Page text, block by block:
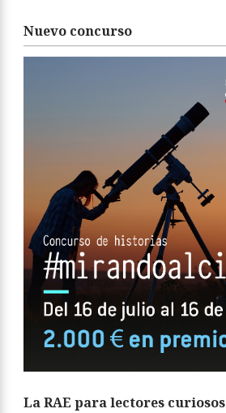
Nuevo concurso
La RAE para lectores curiosos